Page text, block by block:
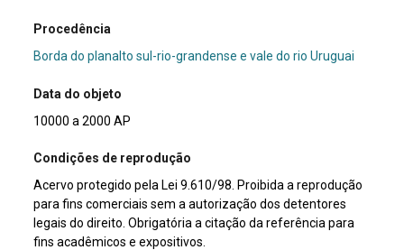
Procedência
Borda do planalto sul-rio-grandense e vale do rio Uruguai
Data do objeto
10000 a 2000 AP
Condições de reprodução
Acervo protegido pela Lei 9.610/98. Proibida a reprodução
para fins comerciais sem a autorização dos detentores
legais do direito. Obrigatória a citação da referência para
fins acadêmicos e expositivos.